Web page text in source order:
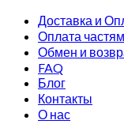
Доставка и
Оплата
Обмен и
FAQ
Блог
Контакты
О нас